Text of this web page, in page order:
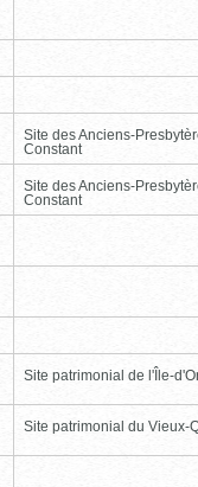
Site des Anciens-
Constant
Site des Anciens-
Constant
Site patrimonial de l'Île-
Site patrimonial du Vieux-